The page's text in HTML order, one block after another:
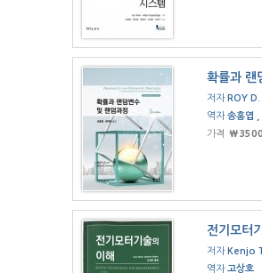
확률과 랜
저자 ROY
역자송홍엽 ,
가격
전기모터
저자 Kenjo
역자고상호